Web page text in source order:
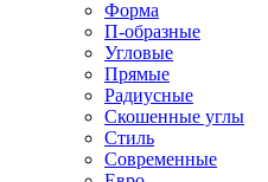
Форма
П-образные
Угловые
Прямые
Радиусные
Скошенные углы
Стиль
Современные